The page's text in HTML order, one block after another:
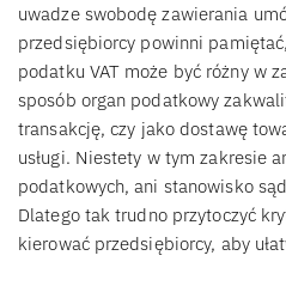
uwadze swobodę zawierania
przedsiębiorcy powinni
podatku VAT może być różny w
sposób organ podatkowy
transakcję, czy jako dostawę
usługi. Niestety w tym zakresie
podatkowych, ani stanowisko
Dlatego tak trudno przytoczyć
kierować przedsiębiorcy, aby